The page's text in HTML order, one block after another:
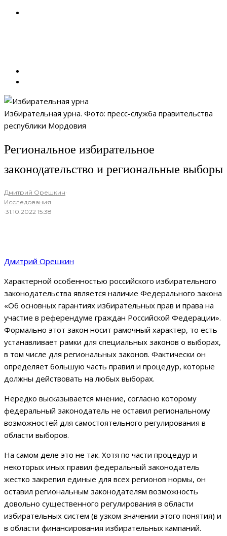
Избирательная урна. Фото: пресс-служба правительства
республики Мордовия
Региональное избирательное
законодательство и региональные выборы
Дмитрий Орешкин·
Исследования
·31.10.2022 15:38
Дмитрий Орешкин
Характерной особенностью российского избирательного
законодательства является наличие Федерального закона
«Об основных гарантиях избирательных прав и права на
участие в референдуме граждан Российской Федерации».
Формально этот закон носит рамочный характер, то есть
устанавливает рамки для специальных законов о выборах,
в том числе для региональных законов. Фактически он
определяет большую часть правил и процедур, которые
должны действовать на любых выборах.
Нередко высказывается мнение, согласно которому
федеральный законодатель не оставил региональному
возможностей для самостоятельного регулирования в
области выборов.
На самом деле это не так. Хотя по части процедур и
некоторых иных правил федеральный законодатель
жестко закрепил единые для всех регионов нормы, он
оставил региональным законодателям возможность
довольно существенного регулирования в области
избирательных систем (в узком значении этого понятия) и
в области финансирования избирательных кампаний.